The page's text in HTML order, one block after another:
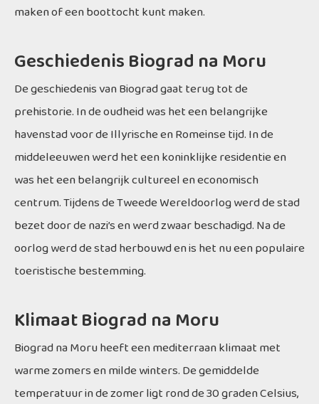
maken of een boottocht kunt maken.
Geschiedenis Biograd na Moru
De geschiedenis van Biograd gaat terug tot de
prehistorie. In de oudheid was het een belangrijke
havenstad voor de Illyrische en Romeinse tijd. In de
middeleeuwen werd het een koninklijke residentie en
was het een belangrijk cultureel en economisch
centrum. Tijdens de Tweede Wereldoorlog werd de stad
bezet door de nazi’s en werd zwaar beschadigd. Na de
oorlog werd de stad herbouwd en is het nu een populaire
toeristische bestemming.
Klimaat Biograd na Moru
Biograd na Moru heeft een mediterraan klimaat met
warme zomers en milde winters. De gemiddelde
temperatuur in de zomer ligt rond de 30 graden Celsius,